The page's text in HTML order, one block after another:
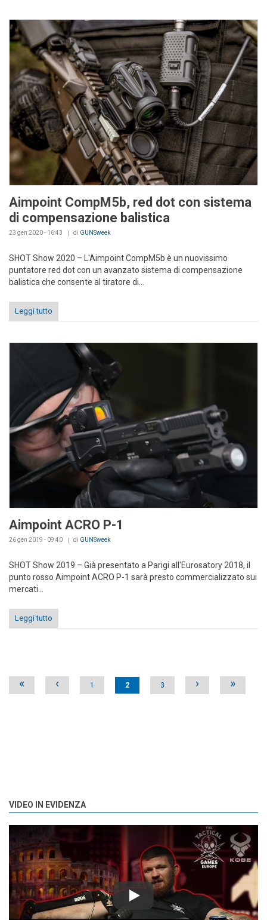
Aimpoint CompM5b, red dot con sistema
di compensazione balistica
23 gen 2020 - 16:43 di GUNSweek
SHOT Show 2020 – L'Aimpoint CompM5b è un nuovissimo
puntatore red dot con un avanzato sistema di compensazione
balistica che consente al tiratore di...
Leggi tutto
Aimpoint ACRO P-1
26 gen 2019 - 09:40 di GUNSweek
SHOT Show 2019 – Già presentato a Parigi all'Eurosatory 2018, il
punto rosso Aimpoint ACRO P-1 sarà presto commercializzato sui
mercati...
Leggi tutto
Pages
« ‹ 1 2 3 › »
VIDEO IN EVIDENZA
Play